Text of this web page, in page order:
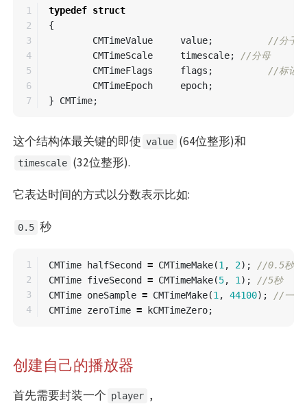
1
2
3
4
5
6
typedef struct
{
CMTimeValue
value;
//分子
CMTimeScale
timescale;
//分母
CMTimeFlags
flags ;
//标记
CMTimeEpoch
epoch;
}
CMTime;
这个结构体最关键的即使 value (64位整形)和
timescale (32位整形).
它表达时间的方式以分数表示比如:
0.5 秒
1
2
3
CMTime halfSecond = CMTimeMake(1 , 2);
//0.5秒
CMTime fiveSecond = CMTimeMake(5, 1 );
//5秒
CMTime oneSample = CMTimeMake(1 , 44100);
//一个
CMTime zeroTime = kCMTimeZero;
创建自己的播放器
首先需要封装一个 player ,